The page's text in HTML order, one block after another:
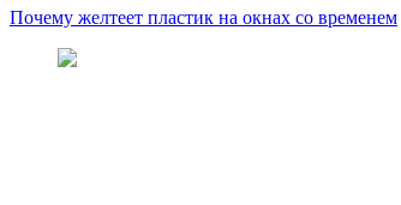
Почему желтеет пластик на окнах со временем